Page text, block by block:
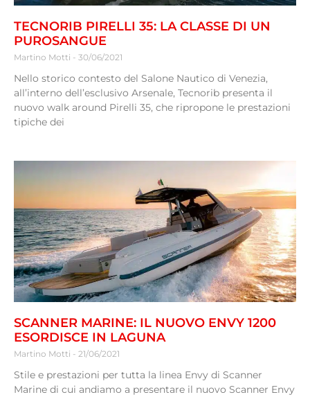
TECNORIB PIRELLI 35: LA CLASSE DI UN
PUROSANGUE
Martino Motti 30/06/2021
Nello storico contesto del Salone Nautico di Venezia,
all’interno dell’esclusivo Arsenale, Tecnorib presenta il
nuovo walk around Pirelli 35, che ripropone le prestazioni
tipiche dei
SCANNER MARINE: IL NUOVO ENVY 1200
ESORDISCE IN LAGUNA
Martino Motti 21/06/2021
Stile e prestazioni per tutta la linea Envy di Scanner
Marine di cui andiamo a presentare il nuovo Scanner Envy